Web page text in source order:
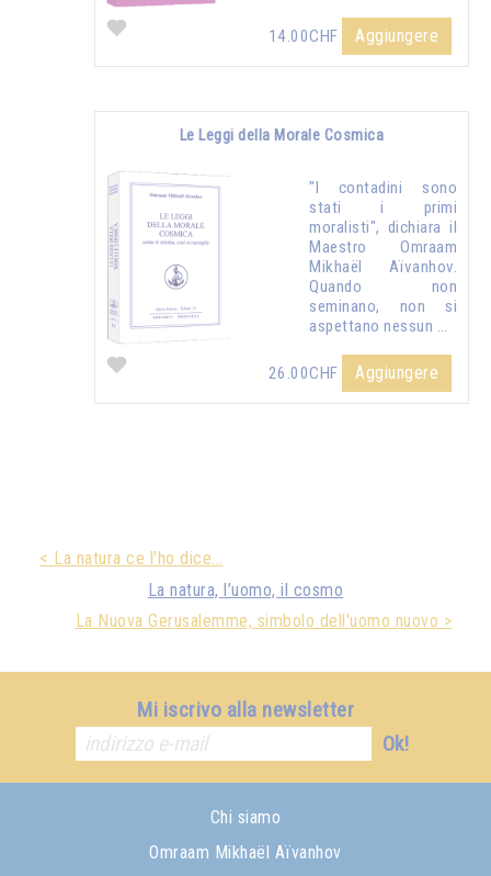
14.00CHF Aggiungere
Le Leggi della Morale Cosmica
"I contadini sono
stati i primi
moralisti", dichiara il
Maestro Omraam
Mikhaël Aïvanhov.
Quando non
seminano, non si
aspettano nessun …
26.00CHF Aggiungere
< La natura ce l'ho dice...
La natura, l’uomo, il cosmo
La Nuova Gerusalemme, simbolo dell'uomo nuovo >
Mi iscrivo alla newsletter
Ok!
Chi siamo
Omraam Mikhaël Aïvanhov